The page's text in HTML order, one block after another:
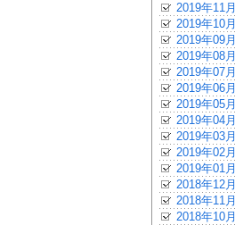
2019年11月
2019年10月
2019年09月
2019年08月
2019年07月
2019年06月
2019年05月
2019年04月
2019年03月
2019年02月
2019年01月
2018年12月
2018年11月
2018年10月